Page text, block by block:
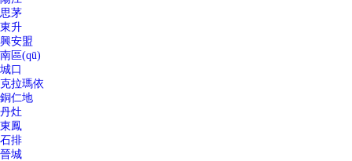
思茅
東升
興安盟
南區(qū)
城口
克拉瑪依
銅仁地
丹灶
東鳳
石排
晉城